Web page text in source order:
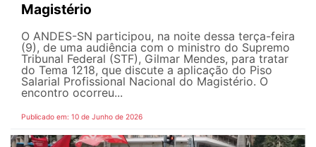
Magistério
O ANDES-SN participou, na noite dessa terça-feira
(9), de uma audiência com o ministro do Supremo
Tribunal Federal (STF), Gilmar Mendes, para tratar
do Tema 1218, que discute a aplicação do Piso
Salarial Profissional Nacional do Magistério. O
encontro ocorreu...
Publicado em: 10 de Junho de 2026